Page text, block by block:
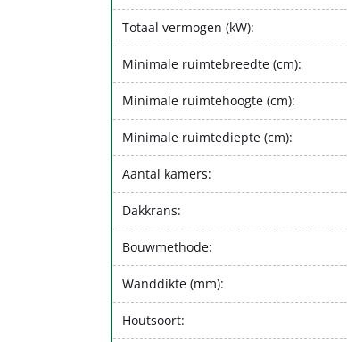
Totaal vermogen (kW):
Minimale ruimtebreedte (cm):
Minimale ruimtehoogte (cm):
Minimale ruimtediepte (cm):
Aantal kamers:
Dakkrans:
Bouwmethode:
Wanddikte (mm):
Houtsoort: